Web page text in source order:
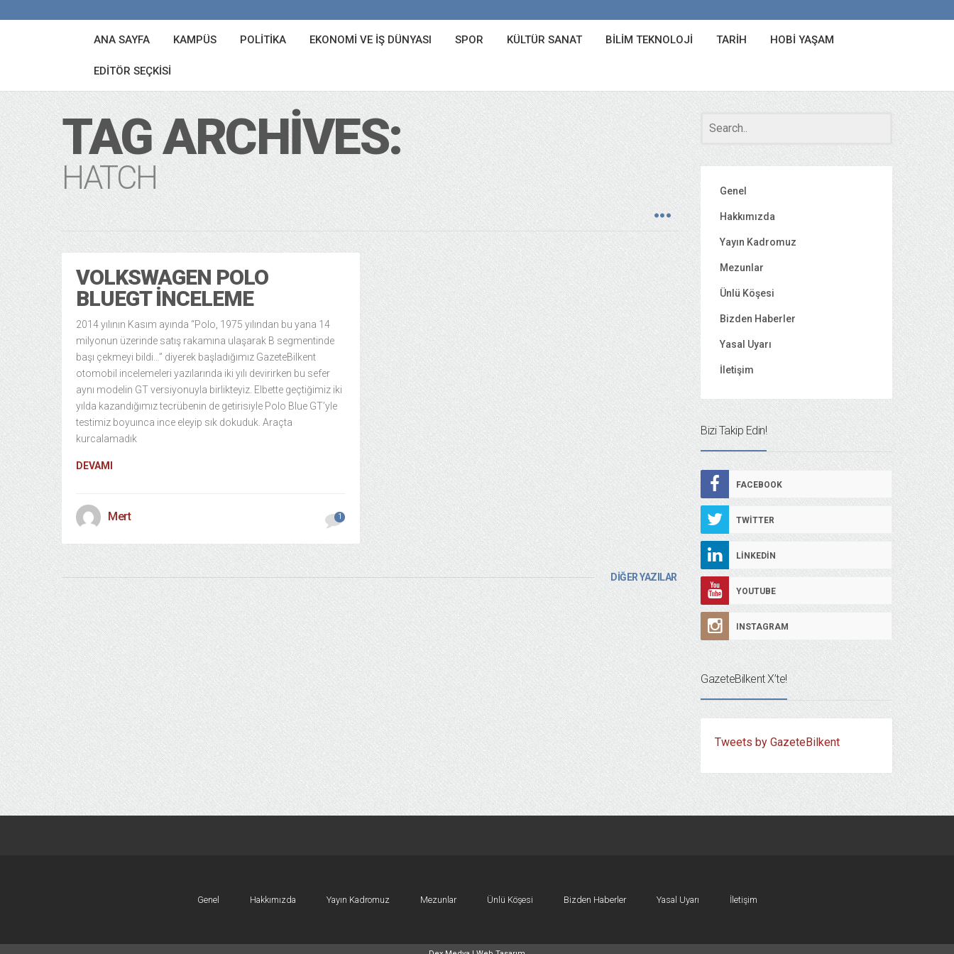
ANA SAYFA KAMPÜS POLITIKA EKONOMI VE İŞ DÜNYASI SPOR KÜLTÜR SANAT BILIM TEKNOLOJI TARIH HOBI YAŞAM
EDITÖR SEÇKISI
TAG ARCHIVES:
HATCH
VOLKSWAGEN POLO
BLUEGT İNCELEME
2014 yılının Kasım ayında “Polo, 1975 yılından bu yana 14
milyonun üzerinde satış rakamına ulaşarak B segmentinde
başı çekmeyi bildi…” diyerek başladığımız GazeteBilkent
otomobil incelemeleri yazılarında iki yılı devirirken bu sefer
aynı modelin GT versiyonuyla birlikteyiz. Elbette geçtiğimiz iki
yılda kazandığımız tecrübenin de getirisiyle Polo Blue GT’yle
testimiz boyuınca ince eleyip sık dokuduk. Araçta
kurcalamadık
DEVAMI
Mert 1
DİĞER YAZILAR
Genel
Hakkımızda
Yayın Kadromuz
Mezunlar
Ünlü Köşesi
Bizden Haberler
Yasal Uyarı
İletişim
Bizi Takip Edin!
FACEBOOK
TWITTER
LINKEDIN
YOUTUBE
INSTAGRAM
GazeteBilkent X’te!
Tweets by GazeteBilkent
Genel Hakkımızda Yayın Kadromuz Mezunlar Ünlü Köşesi Bizden Haberler Yasal Uyarı İletişim